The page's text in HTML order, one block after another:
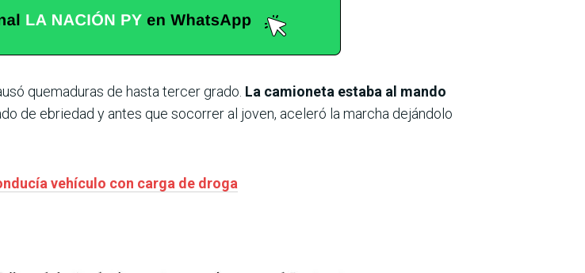
quemaduras de hasta tercer grado. La camioneta estaba al mando
de ebriedad y antes que socorrer al joven, aceleró la marcha dejándolo
vehículo con carga de droga